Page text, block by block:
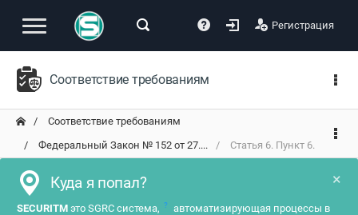
Регистрация
Соответствие требованиям
Соответствие требованиям
Федеральный Закон № 152 от 27....
Статья 6. Пункт 6.
×
Куда я попал?
SECURITM это SGRC система, ?
автоматизирующая процессы в